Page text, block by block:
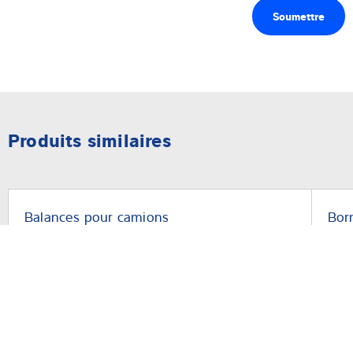
Produits similaires
Balances pour camions